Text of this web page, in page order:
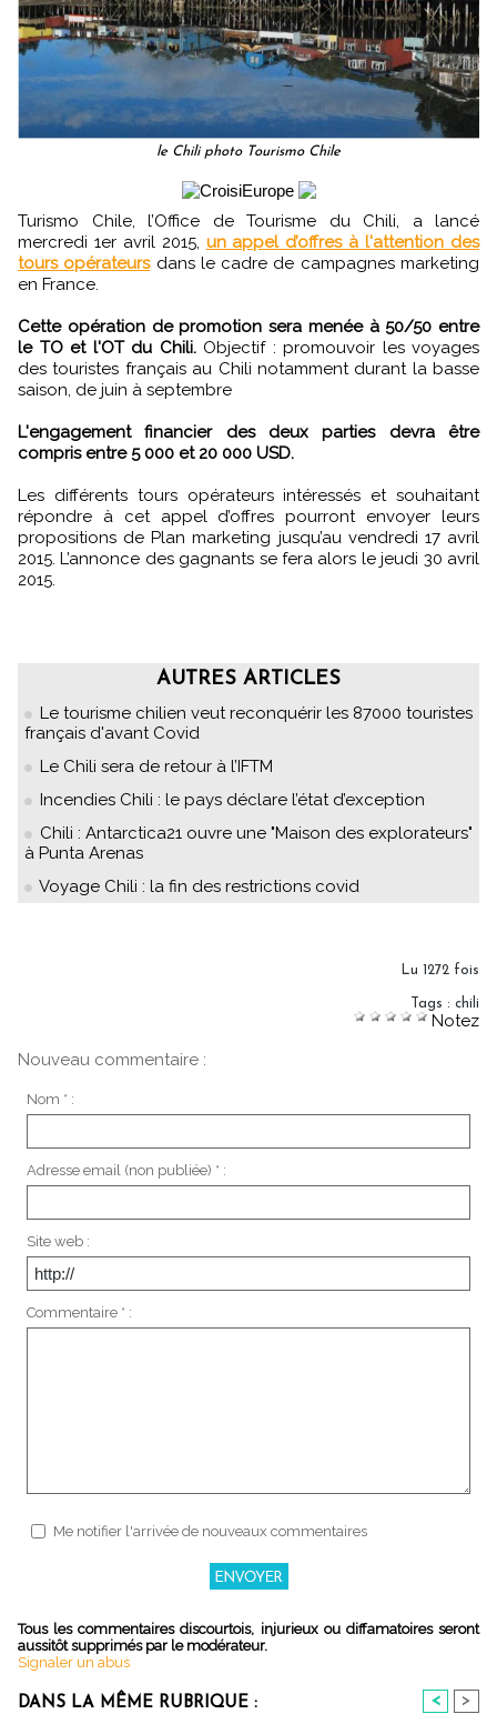
le Chili photo Tourismo Chile
Turismo Chile, l’Office de Tourisme du Chili, a lancé
mercredi 1er avril 2015, un appel d’offres à l'attention des
tours opérateursdans le cadre de campagnes marketing
en France.
Cette opération de promotion sera menée à 50/50 entre
le TO et l'OT du Chili.Objectif : promouvoir les voyages
des touristes français au Chili notamment durant la basse
saison, de juin à septembre
L'engagement financier des deux parties devra être
compris entre 5 000 et 20 000 USD.
Les différents tours opérateurs intéressés et souhaitant
répondre à cet appel d’offres pourront envoyer leurs
propositions de Plan marketing jusqu’au vendredi 17 avril
2015. L’annonce des gagnants se fera alors le jeudi 30 avril
2015.
AUTRES ARTICLES
Le tourisme chilien veut reconquérir les 87000 touristes
français d'avant Covid
Le Chili sera de retour à l’IFTM
Incendies Chili : le pays déclare l’état d’exception
Chili : Antarctica21 ouvre une "Maison des explorateurs"
à Punta Arenas
Voyage Chili : la fin des restrictions covid
Lu 1272 fois
Tags : chili
Notez
Nouveau commentaire :
Nom * :
Adresse email (non publiée) * :
Site web :
Commentaire * :
Me notifier l'arrivée de nouveaux commentaires
Tous les commentaires discourtois, injurieux ou diffamatoires seront
aussitôt supprimés par le modérateur.
Signaler un abus
DANS LA MÊME RUBRIQUE : < >